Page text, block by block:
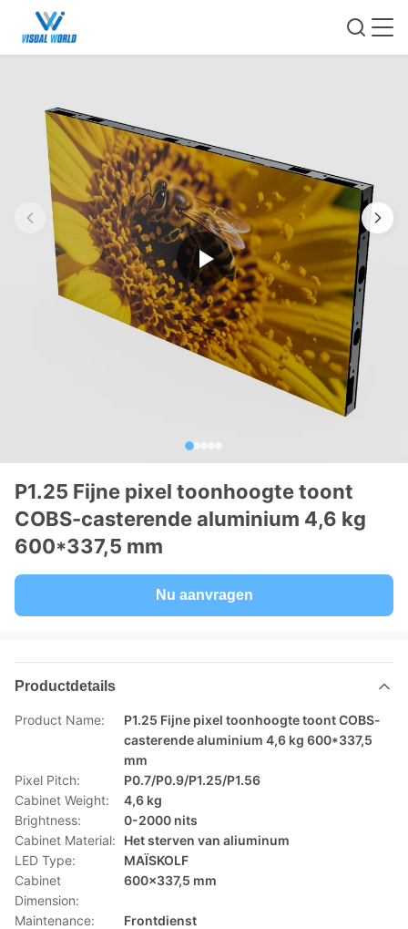
P1.25 Fijne pixel toonhoogte toont
COBS-casterende aluminium 4,6 kg
600*337,5 mm
Nu aanvragen
Productdetails
Product Name:
P1.25 Fijne pixel toonhoogte toont COBS-
casterende aluminium 4,6 kg 600*337,5
mm
Pixel Pitch:
P0.7/P0.9/P1.25/P1.56
Cabinet Weight:
4,6 kg
Brightness:
0-2000 nits
Cabinet Material:
Het sterven van aliuminum
LED Type:
MAÏSKOLF
Cabinet
Dimension:
600x337,5 mm
Maintenance:
Frontdienst